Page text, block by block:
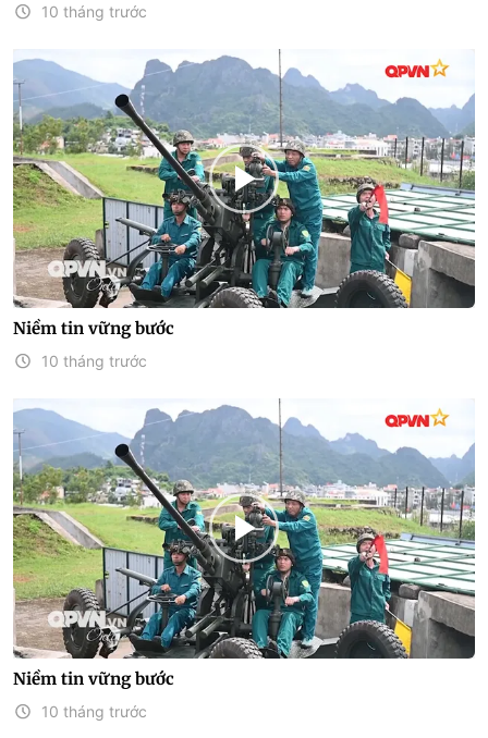
10 tháng trước
Niềm tin vững bước
10 tháng trước
Niềm tin vững bước
10 tháng trước